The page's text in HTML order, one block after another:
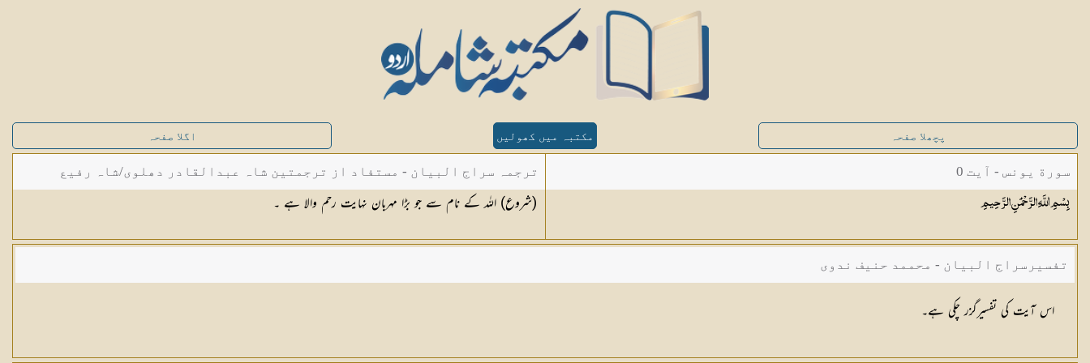
پچھلا صفحہ مکتبہ میں کھولیں اگلا صفحہ
سورة یونس - آیت 0
بِسْمِ اللَّهِ الرَّحْمَٰنِالرَّحِيمِ
ترجمہ سراج البیان - مستفاد از ترجمتین شاہ عبدالقادر دھلوی/شاہ رفیع
الدین دھلوی
(شروع) اللہ کے نام سے جو بڑا مہربان نہایت رحم والا ہے ۔
تفسیرسراج البیان - محممد حنیف ندوی
اس آیت کی تفسیرگزر چکی ہے۔